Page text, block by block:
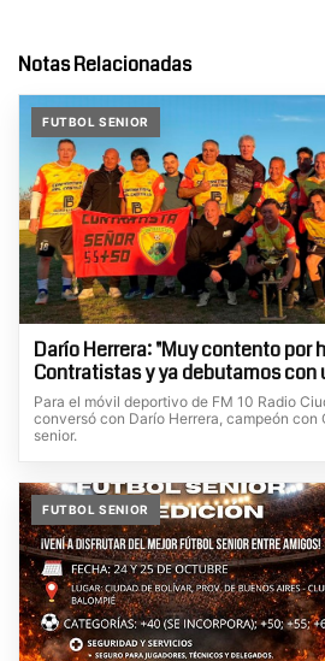
Notas Relacionadas
FUTBOL SENIOR
Darío Herrera: "Muy contento por
Contratistas y ya debutamos con
Para el móvil deportivo de FM 10 Radio
conversó con Darío Herrera, campeón con
senior.
FUTBOL SENIOR